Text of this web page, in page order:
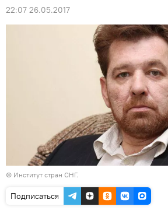
22:07 26.05.2017
© Институт стран СНГ.
Подписаться